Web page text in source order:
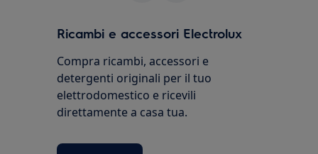
Ricambi e accessori Electrolux
Compra ricambi, accessori e
detergenti originali per il tuo
elettrodomestico e ricevili
direttamente a casa tua.